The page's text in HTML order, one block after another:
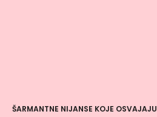
ŠARMANTNE NIJANSE KOJE OSVAJAJU